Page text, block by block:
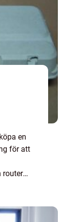
en
för att
router